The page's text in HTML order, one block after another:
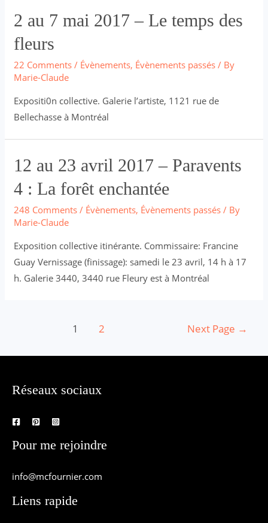
2 au 7 mai 2017 – Le temps des
fleurs
22 Comments / Évènements, Évènements passés / By
Marie-Claude
Expositi0n collective. Galerie l’artiste, 1121 rue de
Bellechasse à Montréal
12 au 23 avril 2017 – Paravents
4 : La forêt enchantée
248 Comments / Évènements, Évènements passés / By
Marie-Claude
Exposition collective itinérante. Commissaire: Francine
Guay Vernissage (finissage): samedi le 23 avril, 14 h à 17
h. Galerie 3440, 3440 rue Fleury est à Montréal
1 2 Next Page →
Réseaux sociaux
Pour me rejoindre
info@mcfournier.com
Liens rapide